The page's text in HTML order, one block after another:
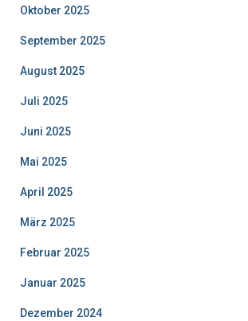
Oktober 2025
September 2025
August 2025
Juli 2025
Juni 2025
Mai 2025
April 2025
März 2025
Februar 2025
Januar 2025
Dezember 2024